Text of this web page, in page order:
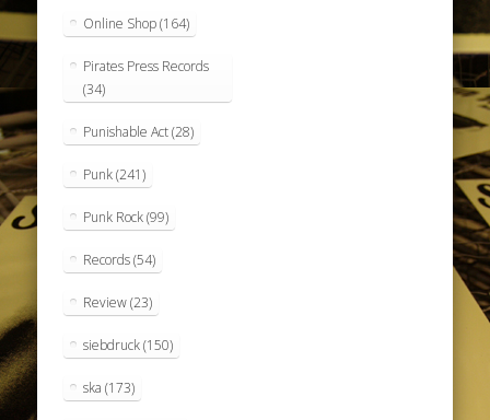
Online Shop(164)
Pirates Press Records
(34)
Punishable Act(28)
Punk(241)
Punk Rock(99)
Records(54)
Review(23)
siebdruck(150)
ska (173)